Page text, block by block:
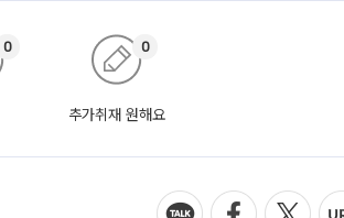
0
추가취재 원해요
0